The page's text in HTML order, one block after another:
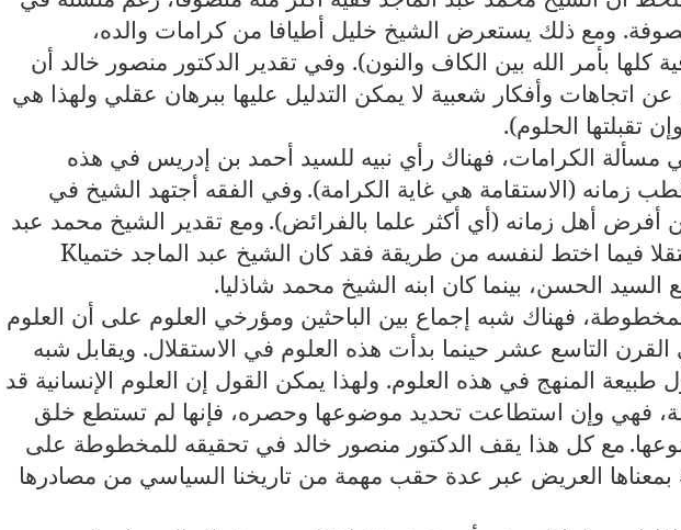
ومع ذلك يستعرض الشيخ خليل أطيافا من كرامات والده،
كلها بأمر الله بين الكاف والنون). وفي تقدير الدكتور منصور خالد أن
اتجاهات وأفكار شعبية لا يمكن التدليل عليها ببرهان عقلي ولهذا هي
تقبلتها الحلوم).
مسألة الكرامات، فهناك رأي نبيه للسيد أحمد بن إدريس في هذه
زمانه (الاستقامة هي غاية الكرامة). وفي الفقه أجتهد الشيخ في
أهل زمانه (أي أكثر علما بالفرائض). ومع تقدير الشيخ محمد عبد
فيما اختط لنفسه من طريقة فقد كان الشيخ عبد الماجد ختمياK
الحسن، بينما كان ابنه الشيخ محمد شاذليا.
فهناك شبه إجماع بين الباحثين ومؤرخي العلوم على أن العلوم
التاسع عشر حينما بدأت هذه العلوم في الاستقلال. ويقابل شبه
طبيعة المنهج في هذه العلوم. ولهذا يمكن القول إن العلوم الإنسانية قد
فهي وإن استطاعت تحديد موضوعها وحصره، فإنها لم تستطع خلق
مع كل هذا يقف الدكتور منصور خالد في تحقيقه للمخطوطة على
بمعناها العريض عبر عدة حقب مهمة من تاريخنا السياسي من مصادرها